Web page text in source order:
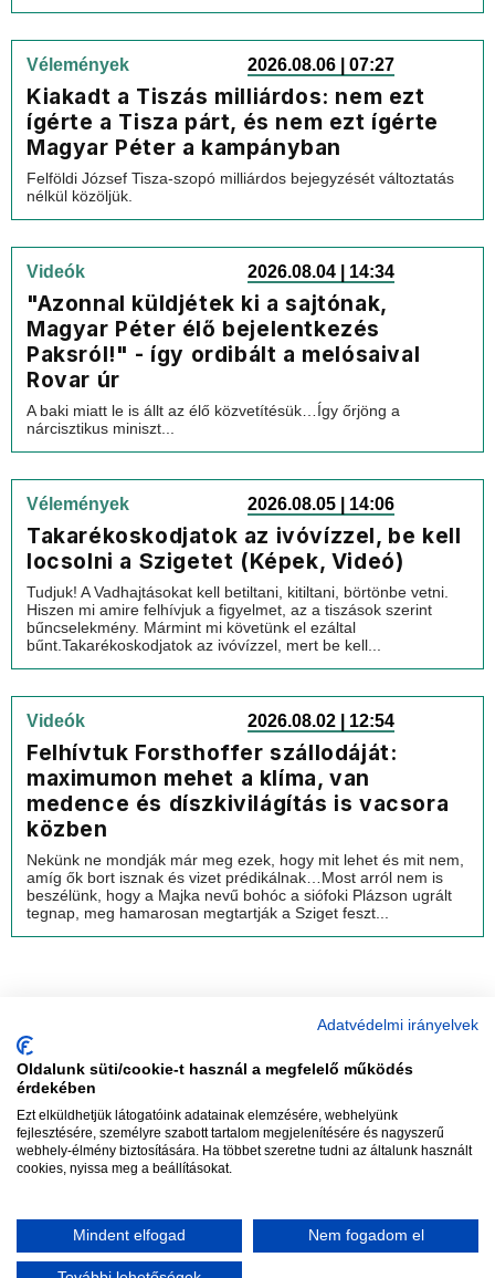
Vélemények 2026.08.06 | 07:27
Kiakadt a Tiszás milliárdos: nem ezt
ígérte a Tisza párt, és nem ezt ígérte
Magyar Péter a kampányban
Felföldi József Tisza-szopó milliárdos bejegyzését változtatás
nélkül közöljük.
Videók 2026.08.04 | 14:34
"Azonnal küldjétek ki a sajtónak,
Magyar Péter élő bejelentkezés
Paksról!" - így ordibált a melósaival
Rovar úr
A baki miatt le is állt az élő közvetítésük…Így őrjöng a
nárcisztikus miniszt...
Vélemények 2026.08.05 | 14:06
Takarékoskodjatok az ivóvízzel, be kell
locsolni a Szigetet (Képek, Videó)
Tudjuk! A Vadhajtásokat kell betiltani, kitiltani, börtönbe vetni.
Hiszen mi amire felhívjuk a figyelmet, az a tiszások szerint
bűncselekmény. Mármint mi követünk el ezáltal
bűnt.Takarékoskodjatok az ivóvízzel, mert be kell...
Videók 2026.08.02 | 12:54
Felhívtuk Forsthoffer szállodáját:
maximumon mehet a klíma, van
medence és díszkivilágítás is vacsora
közben
Nekünk ne mondják már meg ezek, hogy mit lehet és mit nem,
amíg ők bort isznak és vizet prédikálnak…Most arról nem is
beszélünk, hogy a Majka nevű bohóc a siófoki Plázson ugrált
tegnap, meg hamarosan megtartják a Sziget feszt...
Szerkesztőség:szerk@vadhajtasok.hu
Modi:moderator@vadhajtasok.hu
AdatvédelemImpresszumSzerzői jogok
2018 Vadhajtások.hu
Adatvédelmi irányelvek
Oldalunk süti/cookie-t használ a megfelelő működés
érdekében
Ezt elküldhetjük látogatóink adatainak elemzésére, webhelyünk
fejlesztésére, személyre szabott tartalom megjelenítésére és nagyszerű
webhely-élmény biztosítására. Ha többet szeretne tudni az általunk használt
cookies, nyissa meg a beállításokat.
Mindent elfogad Nem fogadom el